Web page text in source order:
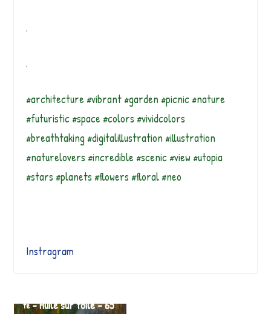
.
.
#architecture #vibrant #garden #picnic #nature
#futuristic #space #colors #vividcolors
#breathtaking #digitalillustration #illustration
#naturelovers #incredible #scenic #view #utopia
#stars #planets #flowers #floral #neo
Instragram
te – Huile sur toile – 65